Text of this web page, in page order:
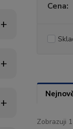
Cena:
Zobrazuji